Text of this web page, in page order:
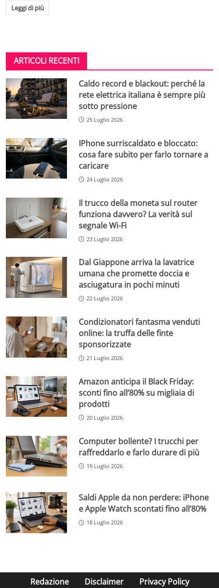
Leggi di più
ARTICOLI RECENTI
Caldo record e blackout: perché la
rete elettrica italiana è sempre più
sotto pressione
25 Luglio 2026
IPhone surriscaldato e bloccato:
cosa fare subito per farlo tornare a
caricare
24 Luglio 2026
Il trucco della moneta sul router
funziona davvero? La verità sul
segnale Wi-Fi
23 Luglio 2026
Dal Giappone arriva la lavatrice
umana che promette doccia e
asciugatura in pochi minuti
22 Luglio 2026
Condizionatori fantasma venduti
online: la truffa delle finte
sponsorizzate
21 Luglio 2026
Amazon anticipa il Black Friday:
sconti fino all’80% su migliaia di
prodotti
20 Luglio 2026
Computer bollente? I trucchi per
raffreddarlo e farlo durare di più
19 Luglio 2026
Saldi Apple da non perdere: iPhone
e Apple Watch scontati fino all’80%
18 Luglio 2026
Redazione Disclaimer Privacy Policy